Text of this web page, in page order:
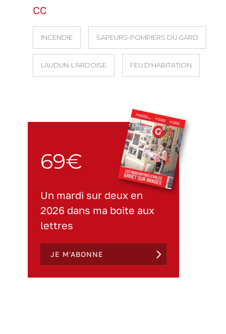
CC
INCENDIE SAPEURS-POMPIERS DU GARD
LAUDUN-L'ARDOISE FEU D'HABITATION
69€
Un mardi sur deux en
2026 dans ma boite aux
lettres
JE M'ABONNE